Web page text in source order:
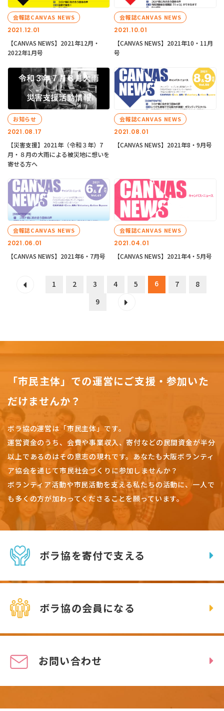
2021.12.01
会報誌CANVAS NEWS
【CANVAS NEWS】2021年12月・
2022年1月号
2021.10.01
会報誌CANVAS NEWS
【CANVAS NEWS】2021年10・11月
号
2021.08.17
お知らせ
【災害支援】2021年（令和３年）7
月・８月の大雨による被災地に想いを
寄せる方へ
2021.08.01
会報誌CANVAS NEWS
【CANVAS NEWS】2021年8・9月号
2021.06.01
会報誌CANVAS NEWS
【CANVAS NEWS】2021年6・7月号
2021.04.01
会報誌CANVAS NEWS
【CANVAS NEWS】2021年4・5月号
1 2 3 4 5 6 7
8
9
「市民主体」での運営にご支援・参加いた
だけませんか？
ボラ協の運営は「市民主体」です。
運営資金のうち、会費や事業収入、寄付などの民間資金が半分
以上であるのはその意志の現れです。 あなたも大阪ボランティ
ア協会を通じて市民社会づくりに参加しませんか？
ボランティア活動や市民活動を支える私たちの活動に、一人で
も多くの方が加わってくださることを願っています。
ボラ協を寄付で支える
ボラ協の会員になる
お問い合わせ